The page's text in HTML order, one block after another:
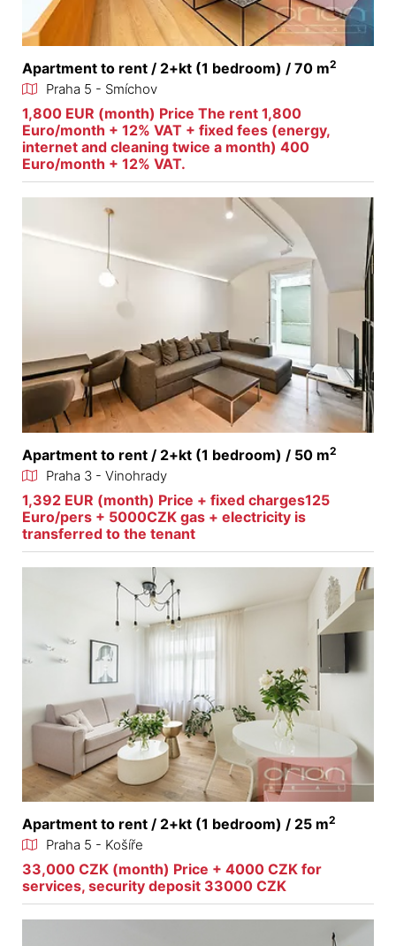
Apartment to rent / 2+kt (1 bedroom) / 70 m2
Praha 5 - Smíchov
1,800 EUR (month) Price The rent 1,800
Euro/month + 12% VAT + fixed fees (energy,
internet and cleaning twice a month) 400
Euro/month + 12% VAT.
Apartment to rent / 2+kt (1 bedroom) / 50 m2
Praha 3 - Vinohrady
1,392 EUR (month) Price + fixed charges125
Euro/pers + 5000CZK gas + electricity is
transferred to the tenant
Apartment to rent / 2+kt (1 bedroom) / 25 m2
Praha 5 - Košíře
33,000 CZK (month) Price + 4000 CZK for
services, security deposit 33000 CZK